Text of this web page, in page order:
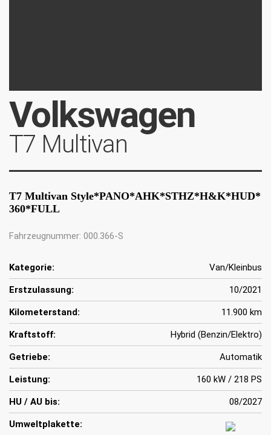
Volkswagen
T7 Multivan
T7 Multivan Style*PANO*AHK*STHZ*H&K*HUD*
360*FULL
Fahrzeugnummer: 000.366-S
Kategorie: Van/Kleinbus
Erstzulassung: 10/2021
Kilometerstand: 11.900 km
Kraftstoff: Hybrid (Benzin/Elektro)
Getriebe: Automatik
Leistung: 160 kW / 218 PS
HU / AU bis: 08/2027
Umweltplakette: